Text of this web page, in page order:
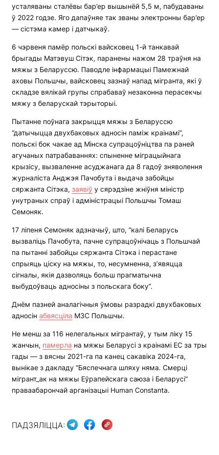
усталяваны сталёвы бар’ер вышынёй 5,5 м, пабудаваны
ў 2022 годзе. Яго дапаўняе так званы электронны бар’ер
— сістэма камер і датчыкаў.
6 чэрвеня памёр польскі вайсковец 1-й танкавай
брыгады Матэвуш Сітэк, паранены нажом 28 траўня на
мяжы з Беларуссю. Паводле інфармацыі Памежнай
аховы Польшчы, вайсковец зазнаў напад мігранта, які ў
складзе вялікай групы спрабаваў незаконна перасекчы
мяжу з беларускай тэрыторыі.
Пытанне поўнага закрыцця мяжы з Беларуссю
“датычыцца двухбаковых адносін паміж краінамі”,
польскі бок чакае ад Мінска супрацоўніцтва па раней
агучаных патрабаваннях: спыненне міграцыйнага
крызісу, вызваленне асуджанага да 8 гадоў зняволення
журналіста Анджэя Пачобута і выдача забойцы
сяржанта Сітэка, заявіў у сярэдзіне жніўня міністр
унутраных спраў і адміністрацыі Польшчы Томаш
Семоняк.
17 ліпеня Семоняк адзначыў, што, “калі Беларусь
вызваліць Пачобута, пачне супрацоўнічаць з Польшчай
па пытанні забойцы сяржанта Сітэка і перастане
спрыяць ціску на мяжы, то, несумненна, з’явяцца
сігналы, якія дазволяць больш прагматычна
выбудоўваць адносіны з польскага боку”.
Днём пазней аналагічныя ўмовы разрадкі двухбаковых
адносін абвясціла МЗС Польшчы.
Не менш за 116 нелегальных мігрантаў, у тым ліку 15
жанчын, памерла на мяжы Беларусі з краінамі ЕС за тры
гады — з вясны 2021-га па канец сакавіка 2024-га,
вынікае з дакладу “Бяспечнага шляху няма. Смерці
мігрант_ак на мяжы Еўрапейскага саюза і Беларусі”
праваабарончай арганізацыі Human Constanta.
ПАДЗЯЛІЦЦА: